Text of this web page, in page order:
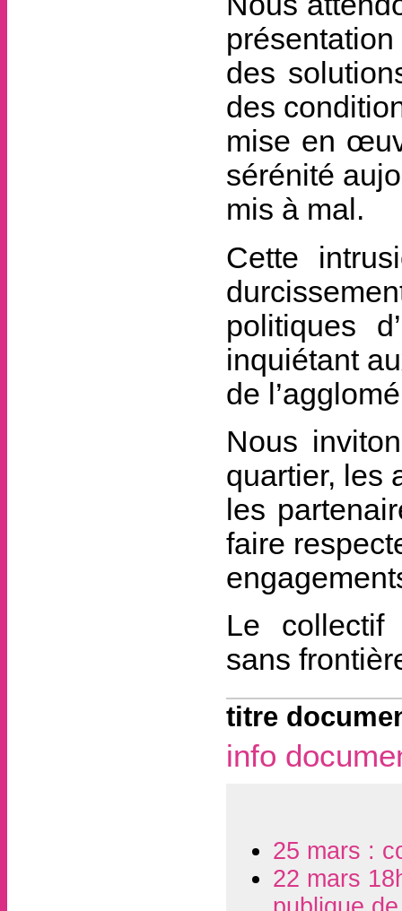
des
des
mise en
sérénité
mis à mal.
Cette
politiques
inquiétant
de
Nous
quartier, les
les
faire
Le collectif
sans
titre
info
25 mars :
22 mars